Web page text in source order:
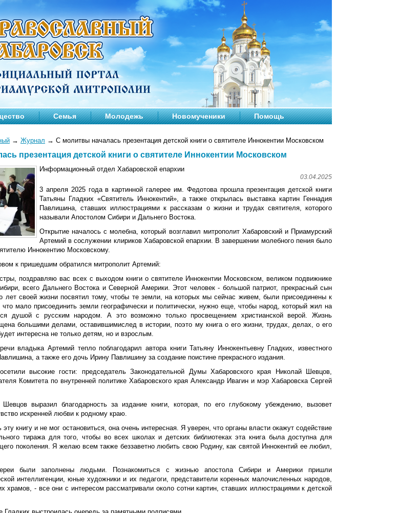
Семья Молодежь Новомученики Помощь
→ Журнал → С молитвы началась презентация детской книги о святителе Иннокентии Московском
презентация детской книги о святителе Иннокентии Московском
Информационный отдел Хабаровской епархии
03.04.2025
3 апреля 2025 года в картинной галерее им. Федотова прошла презентация детской книги
Татьяны Гладких «Святитель Иннокентий», а также открылась выставка картин Геннадия
Павлишина, ставших иллюстрациями к рассказам о жизни и трудах святителя, которого
называли Апостолом Сибири и Дальнего Востока.
Открытие началось с молебна, который возглавил митрополит Хабаровский и Приамурский
Артемий в сослужении клириков Хабаровской епархии. В завершении молебного пения было
Иннокентию Московскому.
к пришедшим обратился митрополит Артемий:
поздравляю вас всех с выходом книги о святителе Иннокентии Московском, великом подвижнике
всего Дальнего Востока и Северной Америки. Этот человек - большой патриот, прекрасный сын
лет своей жизни посвятил тому, чтобы те земли, на которых мы сейчас живем, были присоединены к
мало присоединить земли географически и политически, нужно еще, чтобы народ, который жил на
душой с русским народом. А это возможно только просвещением христианской верой. Жизнь
большими делами, оставившимислед в истории, поэто му книга о его жизни, трудах, делах, о его
интересна не только детям, но и взрослым.
владыка Артемий тепло поблагодарил автора книги Татьяну Иннокентьевну Гладких, известного
а также его дочь Ирину Павлишину за создание поистине прекрасного издания.
высокие гости: председатель Законодательной Думы Хабаровского края Николай Шевцов,
Комитета по внутренней политике Хабаровского края Александр Ивагин и мэр Хабаровска Сергей
выразил благодарность за издание книги, которая, по его глубокому убеждению, вызовет
искренней любви к родному краю.
эту книгу и не мог остановиться, она очень интересная. Я уверен, что органы власти окажут содействие
тиража для того, чтобы во всех школах и детских библиотеках эта книга была доступна для
поколения. Я желаю всем также беззаветно любить свою Родину, как святой Иннокентий ее любил,
были заполнены людьми. Познакомиться с жизнью апостола Сибири и Америки пришли
интеллигенции, юные художники и их педагоги, представители коренных малочисленных народов,
храмов, - все они с интересом рассматривали около сотни картин, ставших иллюстрациями к детской